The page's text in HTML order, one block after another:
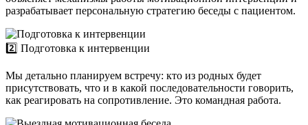
разрабатывает персональную стратегию беседы с пациентом.
2️⃣ Подготовка к интервенции
Мы детально планируем встречу: кто из родных будет
присутствовать, что и в какой последовательности говорить,
как реагировать на сопротивление. Это командная работа.